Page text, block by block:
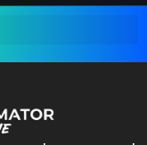
2000